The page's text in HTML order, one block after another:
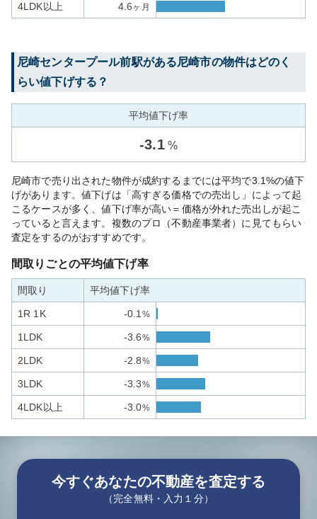
4LDK以上 4.6ヶ月
尼崎センタープール前駅がある尼崎市の物件はどのく
らい値下げする？
平均値下げ率
-3.1 %
尼崎市で売り出された物件が成約するまでには平均で3.1%の値下
げがあります。値下げは「高すぎる価格での売出し」によって起
こるケースが多く、値下げ率が高い＝価格が外れた売出しが起こ
っていると言えます。複数のプロ（不動産事業者）に見てもらい
査定をするのがおすすめです。
間取りごとの平均値下げ率
間取り 平均値下げ率
1R 1K -0.1 %
1LDK -3.6%
2LDK -2.8%
3LDK -3.3%
4LDK以上 -3.0%
今すぐあなたの不動産を査定する
（完全無料・入力１分）